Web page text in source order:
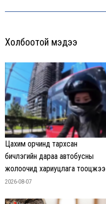
Холбоотой мэдээ
Цахим орчинд тархсан
бичлэгийн дараа автобусны
жолоочид хариуцлага тооцжээ
2026-08-07